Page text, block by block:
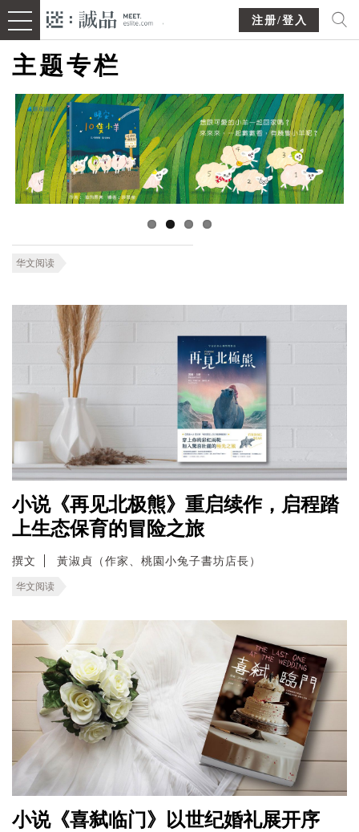
注册/登入
主题专栏
华文阅读
小说《再见北极熊》重启续作，启程踏
上生态保育的冒险之旅
撰文 黃淑貞（作家、桃園小兔子書坊店長）
华文阅读
小说《喜弑临门》以世纪婚礼展开序